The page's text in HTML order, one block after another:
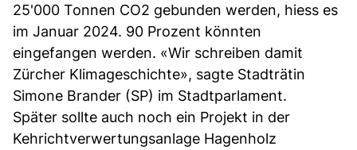
25'000 Tonnen CO2 gebunden werden, hiess es
im Januar 2024. 90 Prozent könnten
eingefangen werden. «Wir schreiben damit
Zürcher Klimageschichte», sagte Stadträtin
Simone Brander (SP) im Stadtparlament.
Später sollte auch noch ein Projekt in der
Kehrichtverwertungsanlage Hagenholz